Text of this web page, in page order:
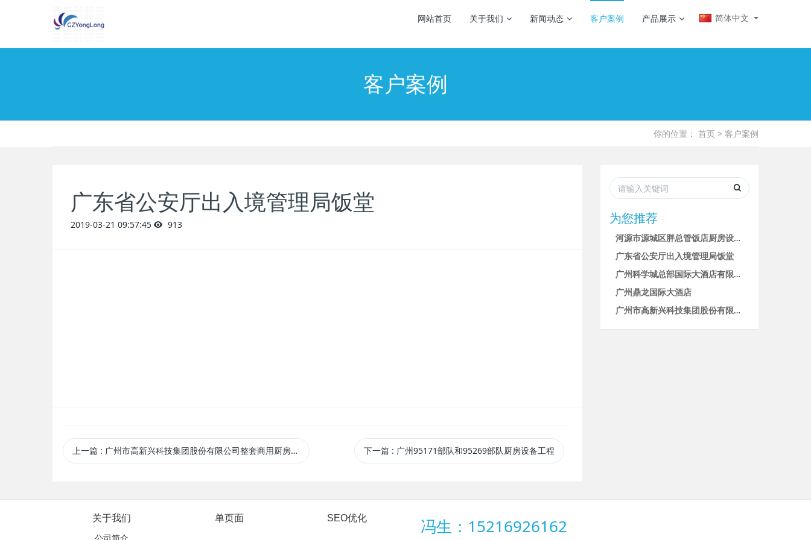
简体中文
网站首页 关于我们 新闻动态 客户案例 产品展示
客户案例
你的位置： 首页 > 客户案例
广东省公安厅出入境管理局饭堂
2019-03-21 09:57:45 913
上一篇 : 广州市高新兴科技集团股份有限公司整套商用厨房设备配套工程设计安装 下一篇 : 广州95171部队和95269部队厨房设备工程
为您推荐
河源市源城区胖总管饭店厨房设备及抽排烟系统设计安装
广东省公安厅出入境管理局饭堂
广州科学城总部国际大酒店有限公司
广州鼎龙国际大酒店
广州市高新兴科技集团股份有限公司整套商用厨房设备配套工程设计
关于我们 单页面 SEO优化 冯生：15216926162